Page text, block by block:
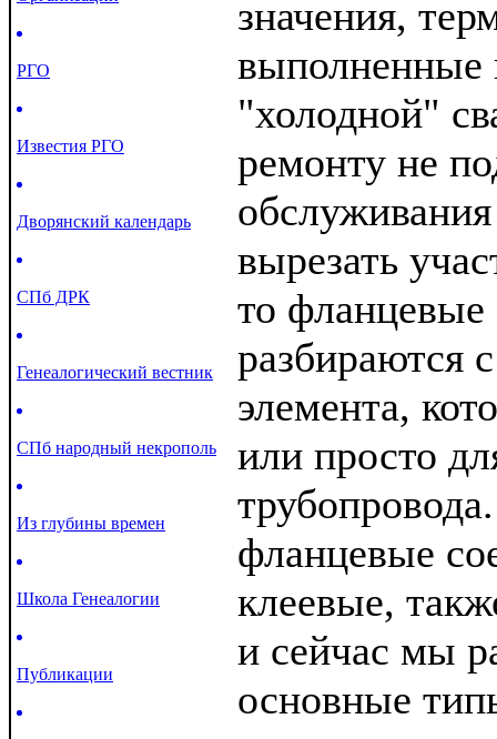
РГО
Известия РГО
Дворянский календарь
СПб ДРК
Генеалогический вестник
СПб народный некрополь
Из глубины времен
Школа Генеалогии
Публикации
значения,
"холодной"
ремонту не
вырезать
то фланцевые
разбираются
элемента,
или просто
фланцевые
клеевые,
и сейчас мы
основные